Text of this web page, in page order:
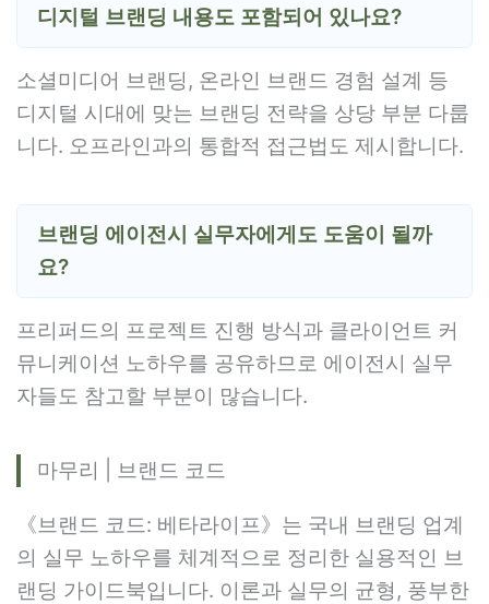
디지털 브랜딩 내용도 포함되어 있나요?
소셜미디어 브랜딩, 온라인 브랜드 경험 설계 등
디지털 시대에 맞는 브랜딩 전략을 상당 부분 다룹
니다. 오프라인과의 통합적 접근법도 제시합니다.
브랜딩 에이전시 실무자에게도 도움이 될까
요?
프리퍼드의 프로젝트 진행 방식과 클라이언트 커
뮤니케이션 노하우를 공유하므로 에이전시 실무
자들도 참고할 부분이 많습니다.
마무리 | 브랜드 코드
《브랜드 코드: 베타라이프》는 국내 브랜딩 업계
의 실무 노하우를 체계적으로 정리한 실용적인 브
랜딩 가이드북입니다. 이론과 실무의 균형, 풍부한